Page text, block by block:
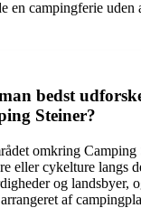
en campingferie uden
bedst
Steiner?
omkring Camping
eller cykelture langs
og landsbyer,
af